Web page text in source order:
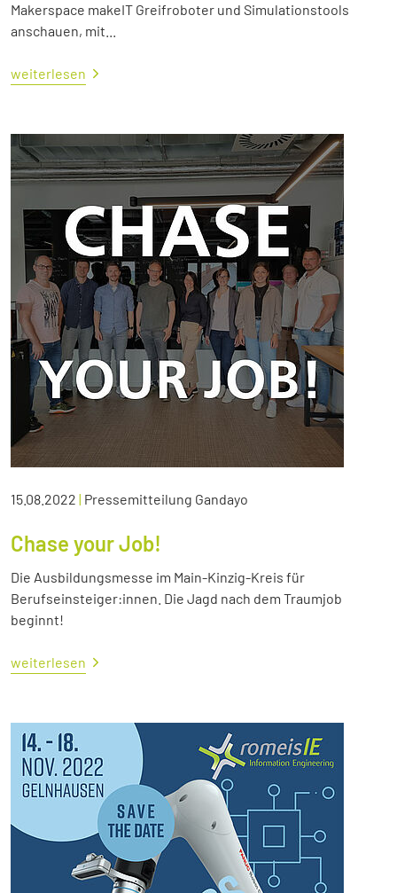
Makerspace makeIT Greifroboter und Simulationstools
anschauen, mit...
weiterlesen
15.08.2022 | Pressemitteilung Gandayo
Chase your Job!
Die Ausbildungsmesse im Main-Kinzig-Kreis für
Berufseinsteiger:innen. Die Jagd nach dem Traumjob
beginnt!
weiterlesen